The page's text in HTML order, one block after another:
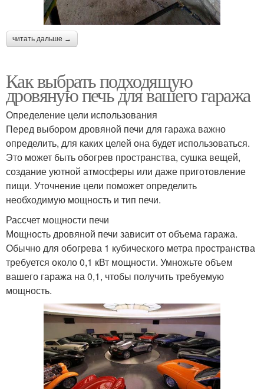
читать дальше →
Как выбрать подходящую
дровяную печь для вашего гаража
Определение цели использования
Перед выбором дровяной печи для гаража важно
определить, для каких целей она будет использоваться.
Это может быть обогрев пространства, сушка вещей,
создание уютной атмосферы или даже приготовление
пищи. Уточнение цели поможет определить
необходимую мощность и тип печи.
Рассчет мощности печи
Мощность дровяной печи зависит от объема гаража.
Обычно для обогрева 1 кубического метра пространства
требуется около 0,1 кВт мощности. Умножьте объем
вашего гаража на 0,1, чтобы получить требуемую
мощность.